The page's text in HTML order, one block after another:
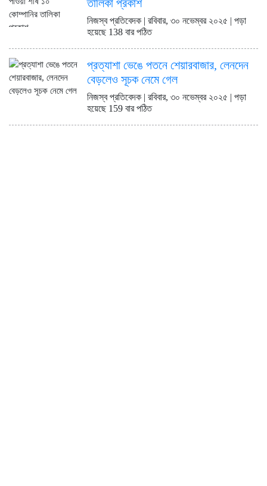
তালিকা প্রকাশ
নিজস্ব প্রতিবেদক | রবিবার, ৩০ নভেম্বর ২০২৫ | পড়া
হয়েছে 138 বার পঠিত
প্রত্যাশা ভেঙে পতনে শেয়ারবাজার, লেনদেন
বেড়লেও সূচক নেমে গেল
নিজস্ব প্রতিবেদক | রবিবার, ৩০ নভেম্বর ২০২৫ | পড়া
হয়েছে 159 বার পঠিত